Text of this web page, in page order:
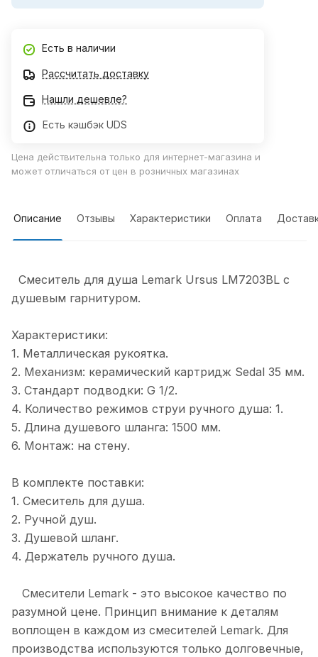
Есть в наличии
Рассчитать доставку
Нашли дешевле?
Есть кэшбэк UDS
Цена действительна только для интернет-магазина и
может отличаться от цен в розничных магазинах
Описание Отзывы Характеристики Оплата
Смеситель для душа Lemark Ursus LM7203BL с
душевым гарнитуром.
Характеристики:
1. Металлическая рукоятка.
2. Механизм: керамический картридж Sedal 35 мм.
3. Стандарт подводки: G 1/2.
4. Количество режимов струи ручного душа: 1.
5. Длина душевого шланга: 1500 мм.
6. Монтаж: на стену.
В комплекте поставки:
1. Смеситель для душа.
2. Ручной душ.
3. Душевой шланг.
4. Держатель ручного душа.
Смесители Lemark - это высокое качество по
разумной цене. Принцип внимание к деталям
воплощен в каждом из смесителей Lemark. Для
производства используются только долговечные,